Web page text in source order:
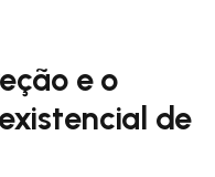
e o
de